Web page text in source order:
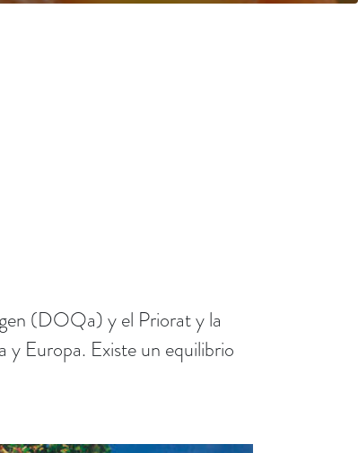
(DOQa) y el Priorat y la
Europa. Existe un equilibrio